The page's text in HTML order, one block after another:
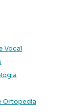
Vocal
Ortopedia